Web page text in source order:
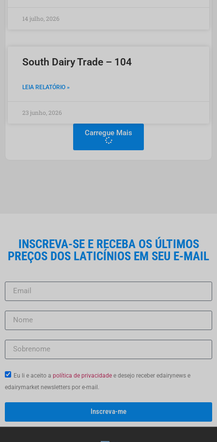
14 julho, 2026
South Dairy Trade – 104
LEIA RELATÓRIO »
23 junho, 2026
Carregue Mais
de Laticínios Uruguaio
INSCREVA-SE E RECEBA OS ÚLTIMOS
PREÇOS DOS LATICÍNIOS EM SEU E-MAIL
Eu li e aceito a política de privacidade e desejo receber edairynews e
edairymarket newsletters por e-mail.
Inscreva-me